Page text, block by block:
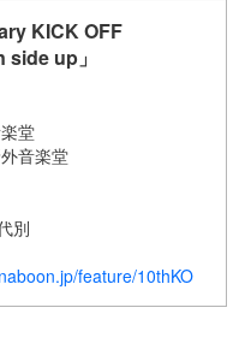
KICK OFF
up」
堂
音楽堂
別
feature/10thKO